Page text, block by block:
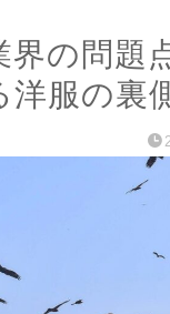
の問題
服の裏